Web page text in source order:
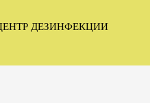
ДЕЗИНФЕКЦИИ